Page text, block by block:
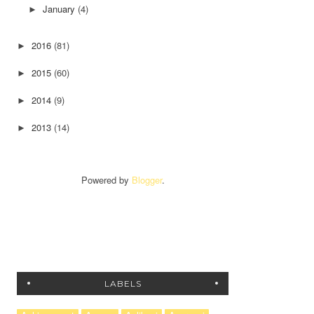
► January (4)
► 2016 (81)
► 2015 (60)
► 2014 (9)
► 2013 (14)
Powered by Blogger.
LABELS